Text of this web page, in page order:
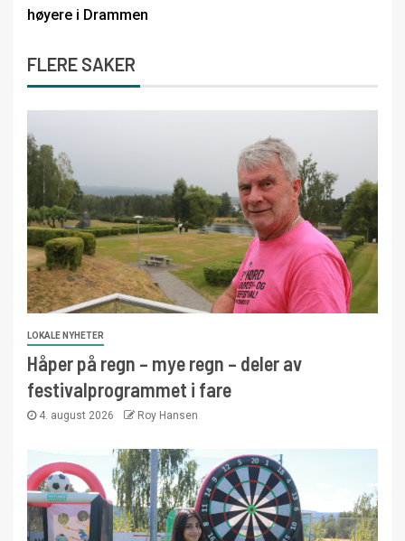
høyere i Drammen
FLERE SAKER
LOKALE NYHETER
Håper på regn – mye regn – deler av
festivalprogrammet i fare
4. august 2026 Roy Hansen